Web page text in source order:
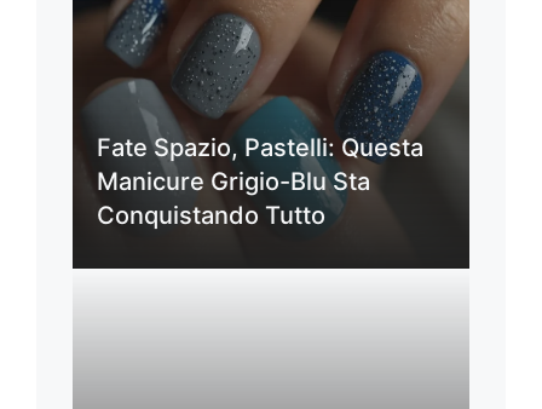
Fate Spazio, Pastelli: Questa
Manicure Grigio-Blu Sta
Conquistando Tutto